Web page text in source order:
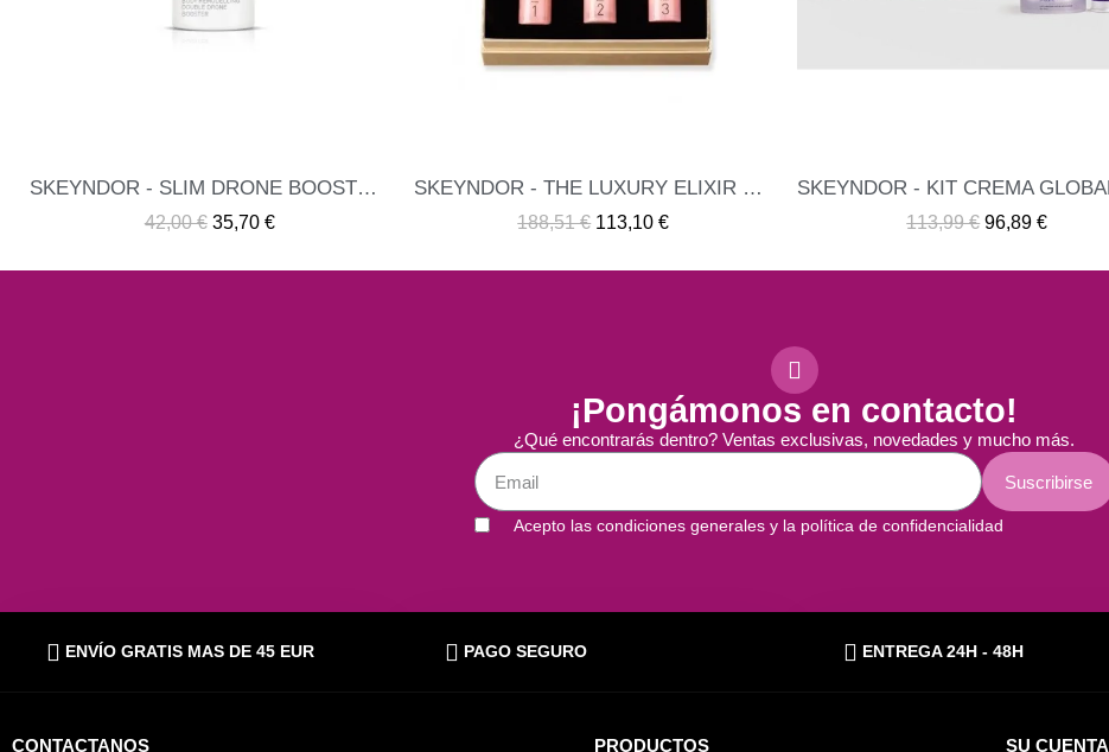
ME INTERESA SKEYNDOR - THE LUXURY ELIXIR TIMELESS PRODIGY
188,51 € 113,10 €
ME INTERESA SKEYNDOR - KIT CREMA GLOBAL LIFT PIELES SECAS
113,99 € 96,89 €
ME INTERESA
88,00 € 79,20 €
¡Pongámonos en contacto!
¿Qué encontrarás dentro? Ventas exclusivas, novedades y mucho más.
Suscribirse
Acepto las condiciones generales y la política de confidencialidad
ENVÍO GRATIS MAS DE 45 EUR PAGO SEGURO ENTREGA 24H - 48H
CONTACTANOS PRODUCTOS SU CUENTA